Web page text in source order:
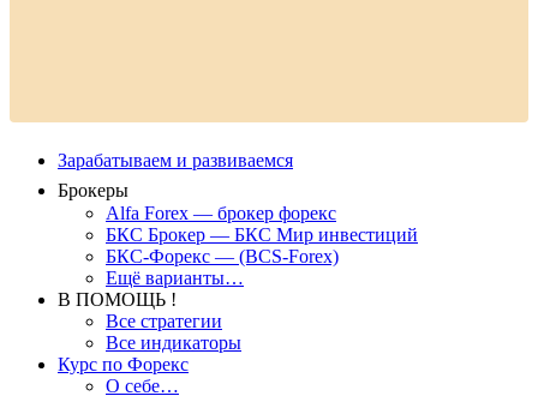
Зарабатываем и развиваемся
Брокеры
Alfa Forex — брокер форекс
БКС Брокер — БКС Мир инвестиций
БКС-Форекс — (BCS-Forex)
Ещё варианты…
В ПОМОЩЬ !
Все стратегии
Все индикаторы
Курс по Форекс
О себе…